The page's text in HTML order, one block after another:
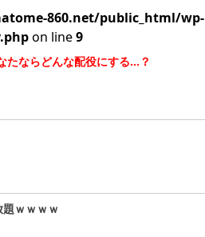
860.net/public_html/wp-
on line9
たならどんな配役にする…？
ｗｗｗｗ